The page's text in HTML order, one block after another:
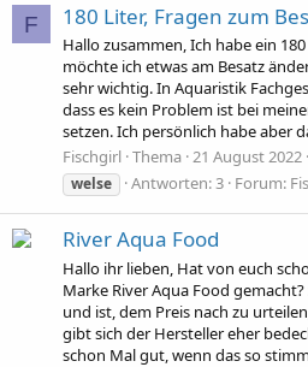
F 180 Liter, Fragen zum
Hallo zusammen, Ich habe ein
möchte ich etwas am Besatz
sehr wichtig. In Aquaristik
dass es kein Problem ist bei
setzen. Ich persönlich habe aber
Fischgirl Thema 21 August 2022
welse
Antworten: 3 Forum:
River Aqua Food
Hallo ihr lieben, Hat von euch
Marke River Aqua Food
und ist, dem Preis nach zu
gibt sich der Hersteller eher
schon Mal gut, wenn das so